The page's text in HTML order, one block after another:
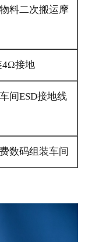
料二次搬运摩
4Ω接地
间ESD接地线
数码组装车间